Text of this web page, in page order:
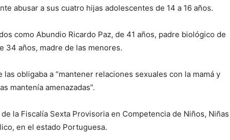
abusar a sus cuatro hijas adolescentes de 14 a 16 años.
como Abundio Ricardo Paz, de 41 años, padre biológico de
34 años, madre de las menores.
obligaba a “mantener relaciones sexuales con la mamá y
mantenía amenazadas”.
la Fiscalía Sexta Provisoria en Competencia de Niños, Niñas
en el estado Portuguesa.